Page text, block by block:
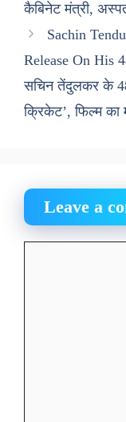
कैबिनेट मंत्री,
Sachin
Release On His
सचिन तेंदुलकर के
क्रिकेट’, फिल्म का
Leave a